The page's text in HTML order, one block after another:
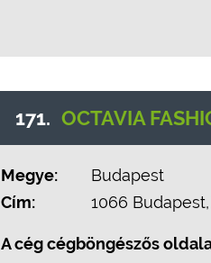
171. OCTAVIA
Megye:
Budapest
Cím:
1066 Budapest,
A cég cégböngészős